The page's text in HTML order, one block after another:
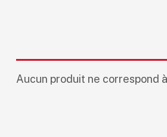
Aucun produit ne correspond